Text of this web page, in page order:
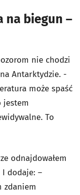
na biegun –
nie chodzi
Antarktydzie. -
może spaść
jestem
To
odnajdowałem
dodaje: –
zdaniem